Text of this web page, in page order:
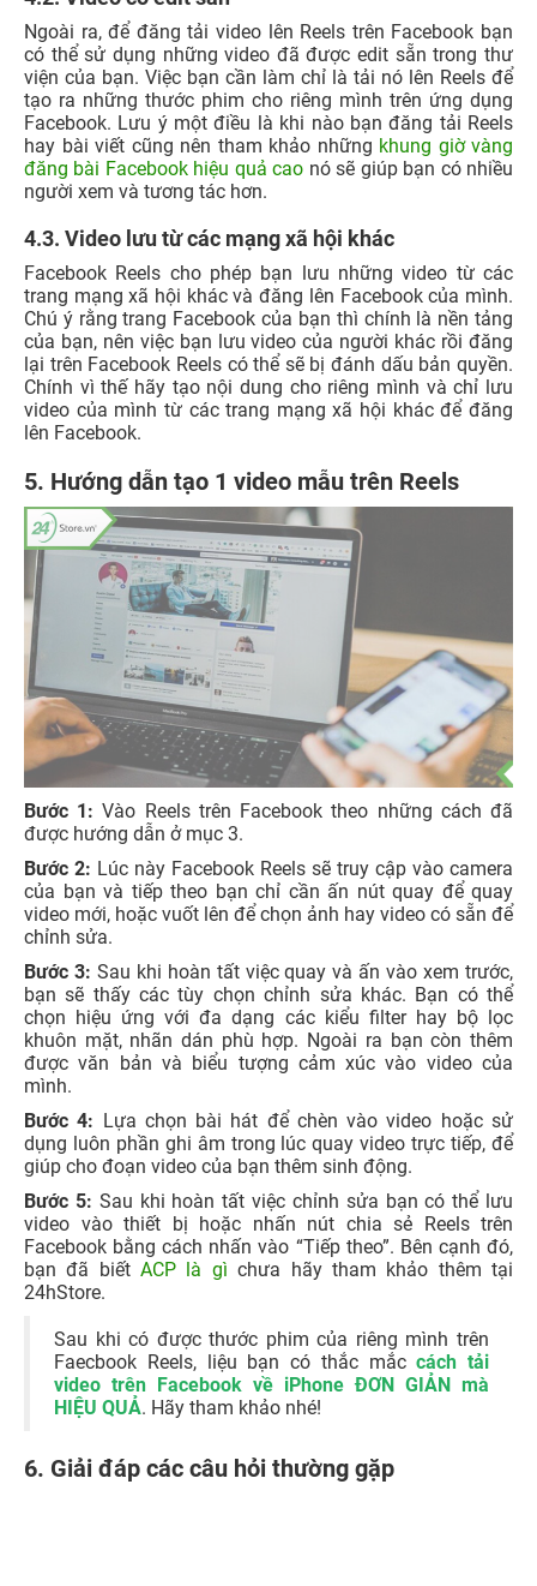
Ngoài ra, để đăng tải video lên Reels trên Facebook bạn
có thể sử dụng những video đã được edit sẵn trong thư
viện của bạn. Việc bạn cần làm chỉ là tải nó lên Reels để
tạo ra những thước phim cho riêng mình trên ứng dụng
Facebook. Lưu ý một điều là khi nào bạn đăng tải Reels
hay bài viết cũng nên tham khảo những khung giờ vàng
đăng bài Facebook hiệu quả cao nó sẽ giúp bạn có nhiều
người xem và tương tác hơn.
4.3. Video lưu từ các mạng xã hội khác
Facebook Reels cho phép bạn lưu những video từ các
trang mạng xã hội khác và đăng lên Facebook của mình.
Chú ý rằng trang Facebook của bạn thì chính là nền tảng
của bạn, nên việc bạn lưu video của người khác rồi đăng
lại trên Facebook Reels có thể sẽ bị đánh dấu bản quyền.
Chính vì thế hãy tạo nội dung cho riêng mình và chỉ lưu
video của mình từ các trang mạng xã hội khác để đăng
lên Facebook.
5. Hướng dẫn tạo 1 video mẫu trên Reels
Bước 1: Vào Reels trên Facebook theo những cách đã
được hướng dẫn ở mục 3.
Bước 2: Lúc này Facebook Reels sẽ truy cập vào camera
của bạn và tiếp theo bạn chỉ cần ấn nút quay để quay
video mới, hoặc vuốt lên để chọn ảnh hay video có sẵn để
chỉnh sửa.
Bước 3: Sau khi hoàn tất việc quay và ấn vào xem trước,
bạn sẽ thấy các tùy chọn chỉnh sửa khác. Bạn có thể
chọn hiệu ứng với đa dạng các kiểu filter hay bộ lọc
khuôn mặt, nhãn dán phù hợp. Ngoài ra bạn còn thêm
được văn bản và biểu tượng cảm xúc vào video của
mình.
Bước 4: Lựa chọn bài hát để chèn vào video hoặc sử
dụng luôn phần ghi âm trong lúc quay video trực tiếp, để
giúp cho đoạn video của bạn thêm sinh động.
Bước 5: Sau khi hoàn tất việc chỉnh sửa bạn có thể lưu
video vào thiết bị hoặc nhấn nút chia sẻ Reels trên
Facebook bằng cách nhấn vào “Tiếp theo”. Bên cạnh đó,
bạn đã biếtACP là gì chưa hãy tham khảo thêm tại
24hStore.
Sau khi có được thước phim của riêng mình trên
Faecbook Reels, liệu bạn có thắc mắccách tải
video trên Facebook về iPhone ĐƠN GIẢN mà
HIỆU QUẢ. Hãy tham khảo nhé!
6. Giải đáp các câu hỏi thường gặp